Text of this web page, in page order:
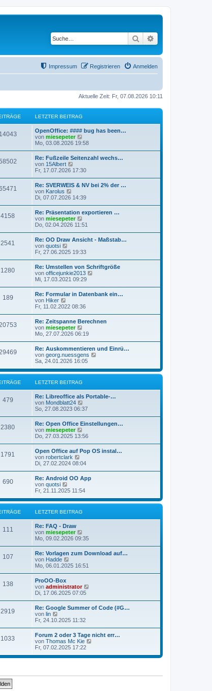
Suche
Anmelden
Registrieren
Impressum
Aktuelle Zeit: Fr, 07.08.2026 10:11
LETZTER BEITRAG
14043
OpenOffice: #### bug has been…
von miesepeter
e
s
t
e
r
B
i
t
r
a
g
Mo, 03.08.2026 19:58
Re: Fußzeile Seitenzahl wechs…
von 15Albert
e
e
s
t
e
r
B
e
t
r
a
g
Fr, 17.07.2026 17:30
Re: SVERWEIS & NV bei 2% der …
von Karolus
e
e
s
t
e
r
B
i
t
r
a
g
Di, 07.07.2026 14:39
4158
Re: Präsentation exportieren …
von miesepeter
e
e
s
t
e
r
B
e
i
t
r
a
g
Do, 02.04.2026 11:51
2541
Re: OO Draw Ansicht - Maßstab…
von quotsi
e
s
t
e
r
B
i
t
r
a
g
Fr, 27.06.2025 19:33
1280
Re: Umstellen von Schriftgröße
von officejunkie2013
e
s
r
B
t
r
a
g
Mi, 17.03.2021 09:29
189
Re: Formular in Datenbank ein…
von Hiker
e
s
t
e
r
B
e
i
t
r
a
g
Fr, 11.02.2022 08:36
Re: Zeitspanne Berechnen
von miesepeter
e
e
s
t
e
r
B
i
t
a
Mo, 27.07.2026 06:19
Re: Auskommentieren und Einrü…
von georg.nuessgens
e
e
r
i
t
Sa, 24.01.2026 16:05
LETZTER BEITRAG
479
Re: Libreoffice als Portable-…
von Mondblatt24
e
e
s
t
e
r
B
i
t
r
a
g
So, 27.08.2023 06:37
2380
Re: Open Office Einstellungen…
von miesepeter
e
e
s
e
r
B
i
t
r
Do, 27.03.2025 13:56
1791
Open Office auf Pop OS instal…
von robertclark
e
e
s
t
e
r
B
e
i
r
a
Di, 27.02.2024 08:04
690
Re: Android OO App
von quotsi
e
e
t
e
r
B
e
i
t
r
a
Fr, 21.11.2025 11:54
LETZTER BEITRAG
111
Re: FAQ - Draw
von miesepeter
e
e
s
t
e
r
e
i
t
r
a
g
Mo, 09.02.2026 09:35
107
Re: Vorlagen zum Download auf…
von Hadde
e
t
e
r
B
i
t
r
a
g
Mo, 06.01.2025 16:51
138
ProOO-Box
von administrator
s
r
B
e
t
r
Di, 17.06.2025 07:05
2919
Re: Google Summer of Code (#G…
von lin
e
s
t
e
r
i
Fr, 24.10.2025 11:32
1033
Forum 2 oder 3 Tage nicht err…
von Thomas Mc Kie
e
e
Fr, 07.02.2025 17:22